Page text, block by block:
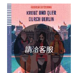
請洽客服